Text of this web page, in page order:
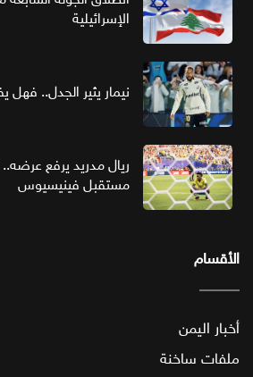
الإسرائيلية
نيمار يثير الجدل.. فهل
ريال مدريد يرفع
مستقبل فينيسيوس
الأقسام
أخبار اليمن
ملفات ساخنة